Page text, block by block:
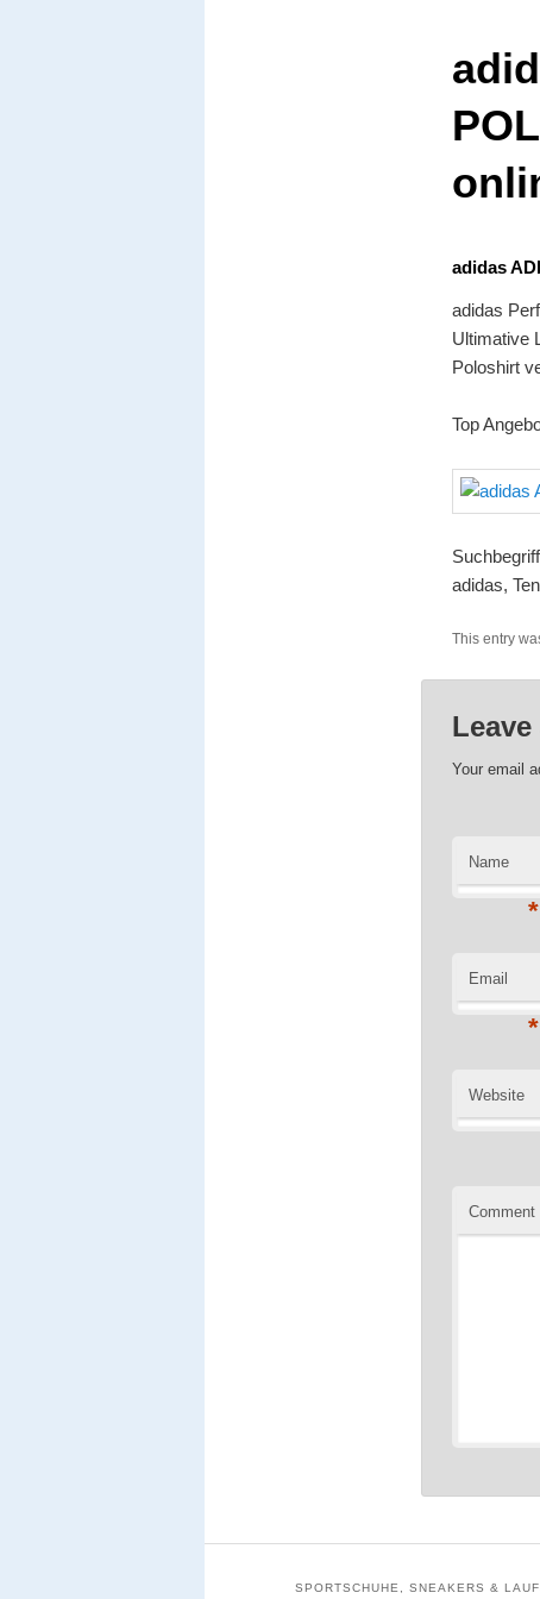
adidas
adidas
Ultimative
Poloshirt
Top
adidas,
This entry
Your email
Name
*
Email
*
Website
Comment
SPORTSCHUHE, SNEAKERS &